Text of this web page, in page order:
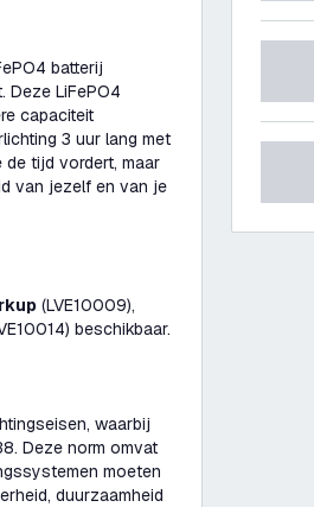
batterij
Deze LiFePO4
capaciteit
3 uur lang met
de tijd vordert, maar
van jezelf en van je
(LVE10009),
beschikbaar.
waarbij
Deze norm omvat
moeten
duurzaamheid